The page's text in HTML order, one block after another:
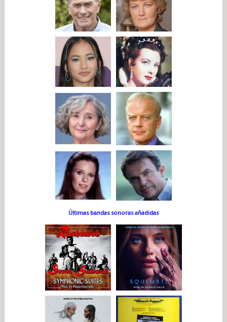
Últimas bandas sonoras añadidas